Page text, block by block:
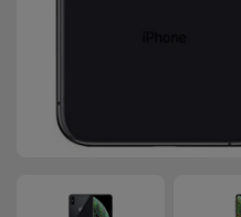
Xiaomi
Samsungs
Reconditionnés
Protections
d'Écran
Batteries